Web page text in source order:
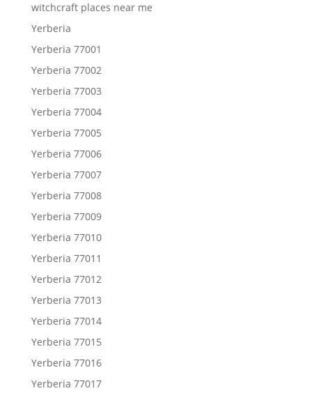
witchcraft places near me
Yerberia
Yerberia 77001
Yerberia 77002
Yerberia 77003
Yerberia 77004
Yerberia 77005
Yerberia 77006
Yerberia 77007
Yerberia 77008
Yerberia 77009
Yerberia 77010
Yerberia 77011
Yerberia 77012
Yerberia 77013
Yerberia 77014
Yerberia 77015
Yerberia 77016
Yerberia 77017